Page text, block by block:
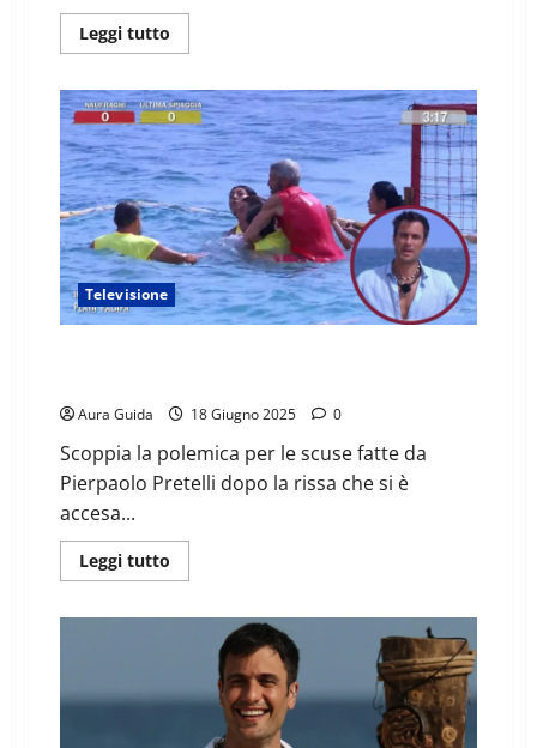
Leggi tutto
Televisione
Aura Guida 18 Giugno 2025 0
Scoppia la polemica per le scuse fatte da
Pierpaolo Pretelli dopo la rissa che si è
accesa...
Leggi tutto